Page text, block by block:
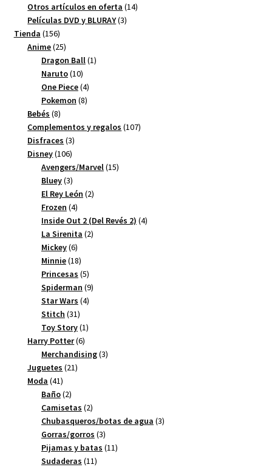
productos
Otros artículos en oferta 1414
Películas DVD y BLURAY 33
Tienda 156156
productos
Anime 2525
productos
Dragon Ball 11
Naruto 1010
productos
One Piece 44
productos
Pokemon 88
Bebés 88
productos
Complementos y regalos 107107
Disfraces 33
Disney 106106
productos
Avengers/Marvel 1515
Bluey 33
productos
El Rey León 22
Frozen 44
productos
Inside Out 2 (Del Revés 2) 44
La Sirenita 22
Mickey 66
productos
Minnie 1818
productos
Princesas 55
productos
Spiderman 99
Star Wars 44
Stitch 3131
productos
Toy Story 11
Harry Potter 66
productos
Merchandising 33
Juguetes 2121
Moda 4141
productos
Baño 22
productos
Camisetas 22
productos
Chubasqueros/botas de agua 33
Gorras/gorros 33
productos
Pijamas y batas 1111
Sudaderas 1111